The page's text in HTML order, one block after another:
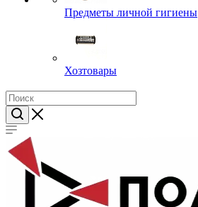
Предметы личной гигиены
Хозтовары